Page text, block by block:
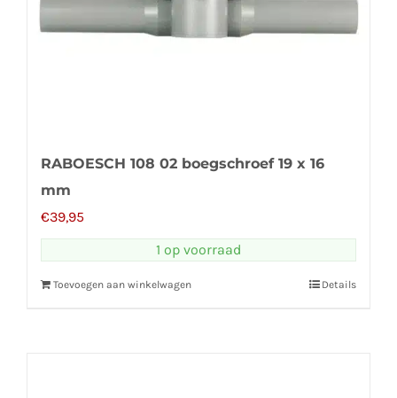
RABOESCH 108 02 boegschroef 19 x 16
mm
€39,95
1 op voorraad
Toevoegen aan winkelwagen Details